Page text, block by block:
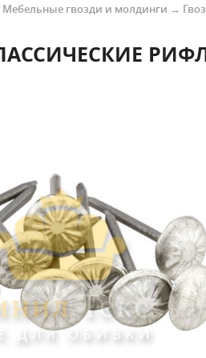
Мебельные гвозди и молдинги →